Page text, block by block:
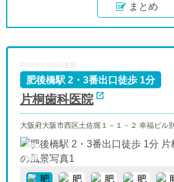
まとめ
2024年4月11日更新
片桐歯科医院
肥後橋駅 2・3番出口徒歩 1分
大阪府大阪市西区土佐堀１－１－２ 幸福ビル